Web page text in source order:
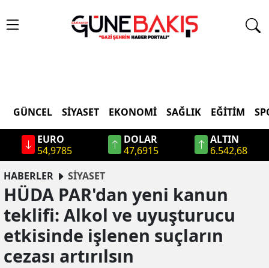
GÜNCEL SIYASET EKONOMI SAĞLIK EĞITIM
EURO
54,9785
DOLAR
47,6915
ALTIN
6.542,68
HABERLER
SİYASET
HÜDA PAR'dan yeni kanun
teklifi: Alkol ve uyuşturucu
etkisinde işlenen suçların
cezası artırılsın